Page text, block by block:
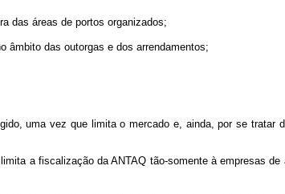
das áreas de portos organizados;
âmbito das outorgas e dos arrendamentos;
uma vez que limita o mercado e, ainda, por se tratar
a fiscalização da ANTAQ tão-somente à empresas